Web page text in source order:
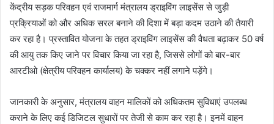
केंद्रीय सड़क परिवहन एवं राजमार्ग मंत्रालय ड्राइविंग लाइसेंस से जुड़ी
प्रक्रियाओं को और अधिक सरल बनाने की दिशा में बड़ा कदम उठाने की तैयारी
कर रहा है। प्रस्तावित योजना के तहत ड्राइविंग लाइसेंस की वैधता बढ़ाकर 50 वर्ष
की आयु तक किए जाने पर विचार किया जा रहा है, जिससे लोगों को बार-बार
आरटीओ (क्षेत्रीय परिवहन कार्यालय) के चक्कर नहीं लगाने पड़ेंगे।
जानकारी के अनुसार, मंत्रालय वाहन मालिकों को अधिकतम सुविधाएं उपलब्ध
कराने के लिए कई डिजिटल सुधारों पर तेजी से काम कर रहा है। इनमें वाहन